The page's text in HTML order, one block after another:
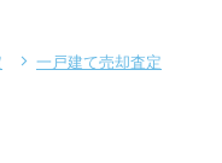
一戸建て売却査定